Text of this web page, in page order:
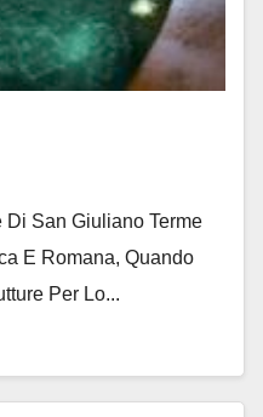
San Giuliano Terme
E Romana, Quando
Per Lo...